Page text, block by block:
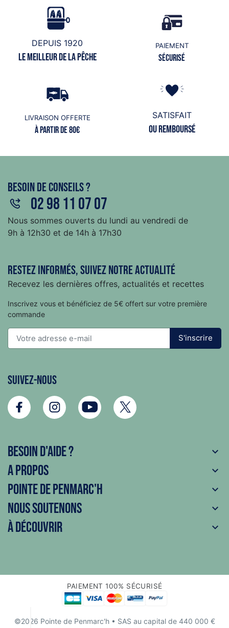
DEPUIS 1920
Le meilleur de la pêche
PAIEMENT
Sécurisé
LIVRAISON OFFERTE
à partir de 80€
SATISFAIT
ou remboursé
Besoin de conseils ?
02 98 11 07 07
Nous sommes ouverts du lundi au vendredi de
9h à 12h30 et de 14h à 17h30
Restez informés, suivez notre actualité
Recevez les dernières offres, actualités et recettes
Inscrivez vous et bénéficiez de 5€ offert sur votre première
commande
S'inscrire
Suivez-nous
Besoin d'aide ? 
A propos 
Pointe de Penmarc'h 
Nous soutenons 
À découvrir 
PAIEMENT 100% SÉCURISÉ
©2026 Pointe de Penmarc'h• SAS au capital de 440 000 €